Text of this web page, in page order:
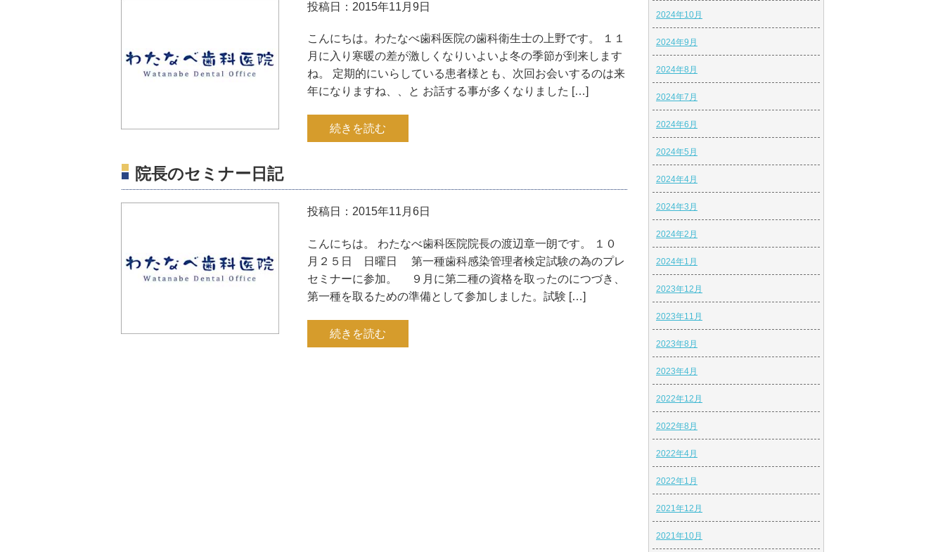
投稿日：2015年11月9日
こんにちは。わたなべ歯科医院の歯科衛生士の上野です。 １１
月に入り寒暖の差が激しくなりいよいよ冬の季節が到来します
ね。 定期的にいらしている患者様とも、次回お会いするのは来
年になりますね、、と お話する事が多くなりました […]
続きを読む
院長のセミナー日記
投稿日：2015年11月6日
こんにちは。 わたなべ歯科医院院長の渡辺章一朗です。 １０
月２５日 日曜日 第一種歯科感染管理者検定試験の為のプレ
セミナーに参加。 ９月に第二種の資格を取ったのにつづき、
第一種を取るための準備として参加しました。試験 […]
続きを読む
2024年10月
2024年9月
2024年8月
2024年7月
2024年6月
2024年5月
2024年4月
2024年3月
2024年2月
2024年1月
2023年12月
2023年11月
2023年8月
2023年4月
2022年12月
2022年8月
2022年4月
2022年1月
2021年12月
2021年10月